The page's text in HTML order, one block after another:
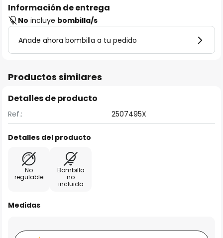
Información de entrega
No incluye bombilla/s
Añade ahora bombilla a tu pedido
Productos similares
Detalles de producto
Ref.: 2507495X
Detalles del producto
No
regulable
Bombilla
no
incluida
Medidas